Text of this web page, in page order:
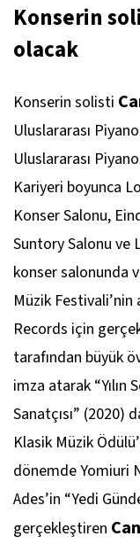
Konserin
olacak
Konserin solisti
Uluslararası
Uluslararası
Kariyeri boyunca
Konser Salonu,
Suntory Salonu ve
konser salonunda
Müzik Festivali’nin
Records için
tarafından büyük
imza atarak “Yılın
Sanatçısı” (2020)
Klasik Müzik
dönemde Yomiuri
Ades’in “Yedi
gerçekleştiren